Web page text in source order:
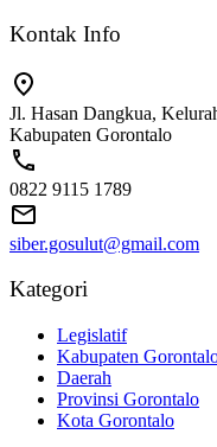
Kontak Info
Jl. Hasan Dangkua,
Kabupaten Gorontalo
0822 9115 1789
siber.gosulut@gmail.com
Kategori
Legislatif
Kabupaten
Daerah
Provinsi Gorontalo
Kota Gorontalo